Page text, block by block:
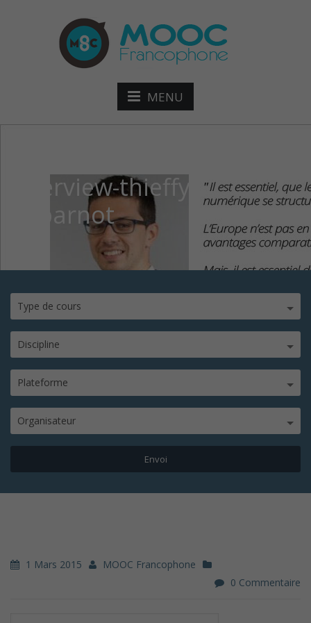
MENU
Interview-thieffy-
debarnot
Type de cours
Discipline
Plateforme
Organisateur
1 Mars 2015
MOOC Francophone
0 Commentaire